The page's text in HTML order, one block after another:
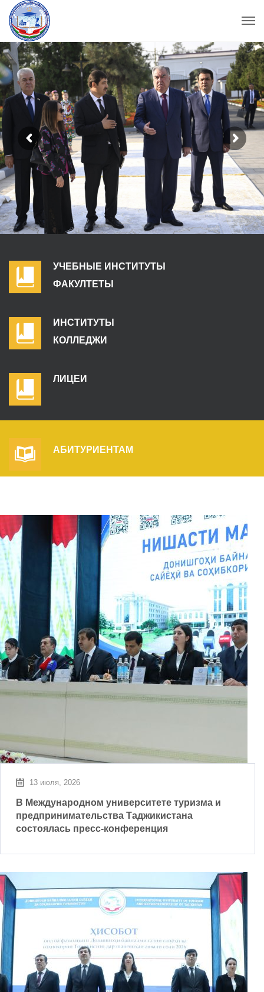
УЧЕБНЫЕ ИНСТИТУТЫ
ФАКУЛТЕТЫ
ИНСТИТУТЫ
КОЛЛЕДЖИ
ЛИЦЕИ
АБИТУРИЕНТАМ
13 июля, 2026
В Международном университете туризма и
предпринимательства Таджикистана
состоялась пресс-конференция